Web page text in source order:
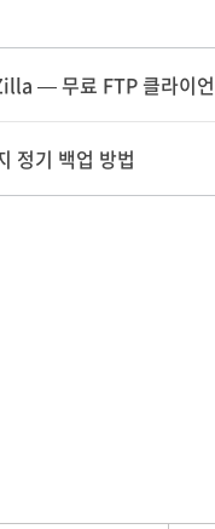
— 무료 FTP 클라이
정기 백업 방법